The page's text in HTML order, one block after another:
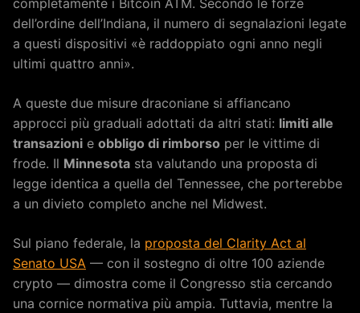
completamente i Bitcoin ATM. Secondo le forze
dell’ordine dell’Indiana, il numero di segnalazioni legate
a questi dispositivi «è raddoppiato ogni anno negli
ultimi quattro anni».
A queste due misure draconiane si affiancano
approcci più graduali adottati da altri stati: limiti alle
transazioni e obbligo di rimborso per le vittime di
frode. Il Minnesota sta valutando una proposta di
legge identica a quella del Tennessee, che porterebbe
a un divieto completo anche nel Midwest.
Sul piano federale, la proposta del Clarity Act al
Senato USA — con il sostegno di oltre 100 aziende
crypto — dimostra come il Congresso stia cercando
una cornice normativa più ampia. Tuttavia, mentre la